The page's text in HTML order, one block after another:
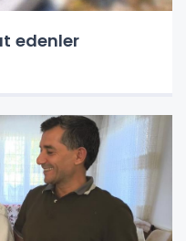
edenler